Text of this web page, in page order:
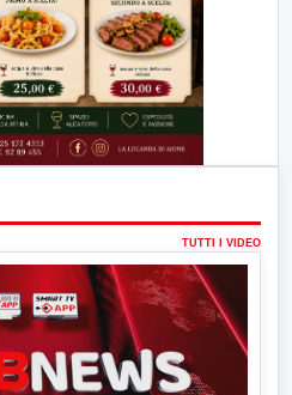
TUTTI I VIDEO